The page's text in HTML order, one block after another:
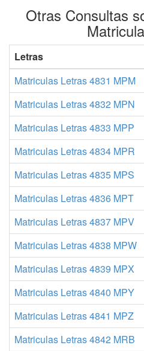
Otras Consultas
Letras
Matriculas Letras 4831 MPM
Matriculas Letras 4832 MPN
Matriculas Letras 4833 MPP
Matriculas Letras 4834 MPR
Matriculas Letras 4835 MPS
Matriculas Letras 4836 MPT
Matriculas Letras 4837 MPV
Matriculas Letras 4838 MPW
Matriculas Letras 4839 MPX
Matriculas Letras 4840 MPY
Matriculas Letras 4841 MPZ
Matriculas Letras 4842 MRB